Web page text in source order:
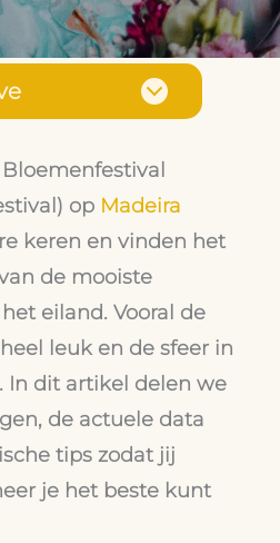
op Madeira
keren en vinden het
de mooiste
eiland. Vooral de
leuk en de sfeer in
In dit artikel delen we
de actuele data
tips zodat jij
je het beste kunt